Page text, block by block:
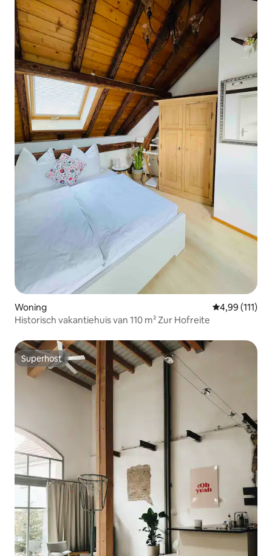
Woning Gemiddelde
4,99 (111)
Historisch vakantiehuis van 110 m² Zur Hofreite
Superhost
Superhost